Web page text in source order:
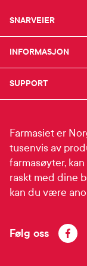
SNARVEIER
SNARVEIER
Mine favoritter
Mine resepter
Resepthistorikk
INFORMASJON
INFORMASJON
Jobb hos oss
Sikkerhet &
Personopplysninger
Se innstillinger for
SUPPORT
SUPPORT
Betalingsmåter
Bestille reseptvarer
Råd fra apoteket
Reklamasjon og
Farmasiet er
tusenvis av
farmasøyter,
raskt med dine
kan du være
Følg oss